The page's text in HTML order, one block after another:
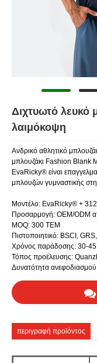
Διχτυωτό λευκό
λαιμόκοψη
Ανδρικό αθλητικό
μπλουζάκι Fashion Blank
EvaRicky® είναι
μπλουζών γυμναστικής
Μοντέλο: EvaRicky® +
Προσαρμογή: OEM/ODM
MOQ: 300 ΤΕΜ
Πιστοποιητικό: BSCI,
Χρόνος παράδοσης: 30-45
Τόπος προέλευσης:
Δυνατότητα
περιγραφή προϊόντος